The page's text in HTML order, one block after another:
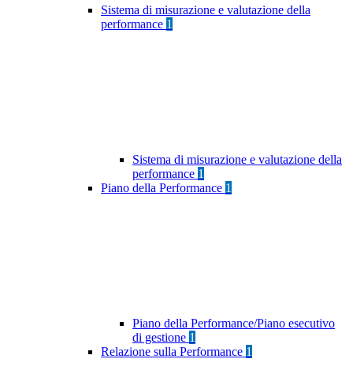
Sistema di misurazione e valutazione della
performance 1
Sistema di misurazione e valutazione della
performance 1
Piano della Performance 1
Piano della Performance/Piano esecutivo
di gestione 1
Relazione sulla Performance 1